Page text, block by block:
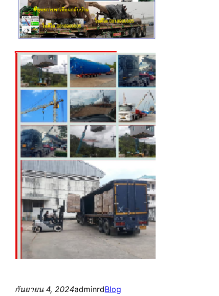
กันยายน 4, 2024adminrdBlog